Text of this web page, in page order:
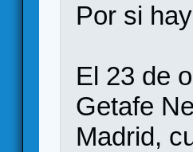
Por si
El 23 de
Getafe
Madrid,